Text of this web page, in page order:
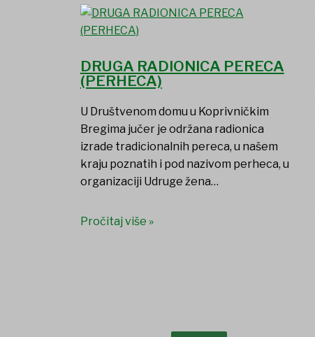
DRUGA RADIONICA PERECA
(PERHECA)
U Društvenom domu u Koprivničkim
Bregima jučer je održana radionica
izrade tradicionalnih pereca, u našem
kraju poznatih i pod nazivom perheca, u
organizaciji Udruge žena…
Pročitaj više »